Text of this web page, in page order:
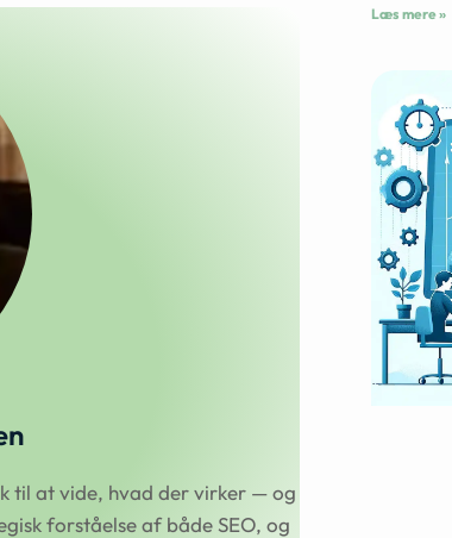
til at vide, hvad der virker — og
forståelse af både SEO, og
Læs mere »